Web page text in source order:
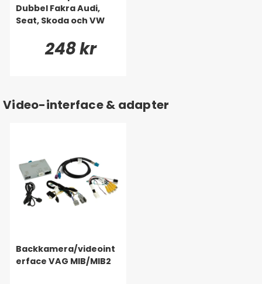
Dubbel Fakra Audi,
Seat, Skoda och VW
248 kr
Video-interface & adapter
Backkamera/videoint
erface VAG MIB/MIB2